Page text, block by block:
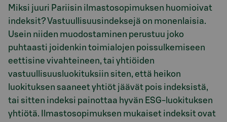
Miksi juuri Pariisin ilmastosopimuksen huomioivat
indeksit? Vastuullisuusindeksejä on monenlaisia.
Usein niiden muodostaminen perustuu joko
puhtaasti joidenkin toimialojen poissulkemiseen
eettisine vivahteineen, tai yhtiöiden
vastuullisuusluokituksiin siten, että heikon
luokituksen saaneet yhtiöt jäävät pois indeksistä,
tai sitten indeksi painottaa hyvän ESG-luokituksen
yhtiötä. Ilmastosopimuksen mukaiset indeksit ovat